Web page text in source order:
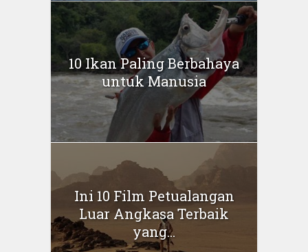
10 Ikan Paling Berbahaya
untuk Manusia
Ini 10 Film Petualangan
Luar Angkasa Terbaik
yang...